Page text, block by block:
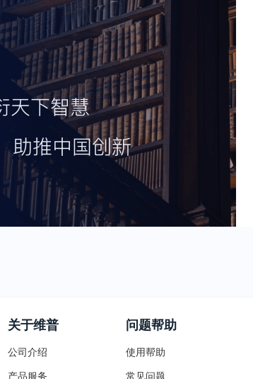
关于维普
公司介绍
产品服务
问题帮助
使用帮助
常见问题